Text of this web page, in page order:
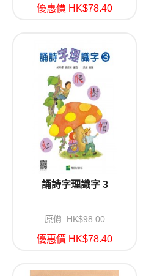
優惠價 HK$78.40
誦詩字理識字 3
原價: HK$98.00
優惠價 HK$78.40